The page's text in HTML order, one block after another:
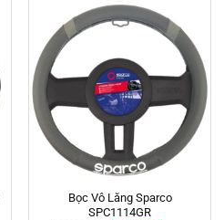
Bọc Vô Lăng Sparco
SPC1114GR